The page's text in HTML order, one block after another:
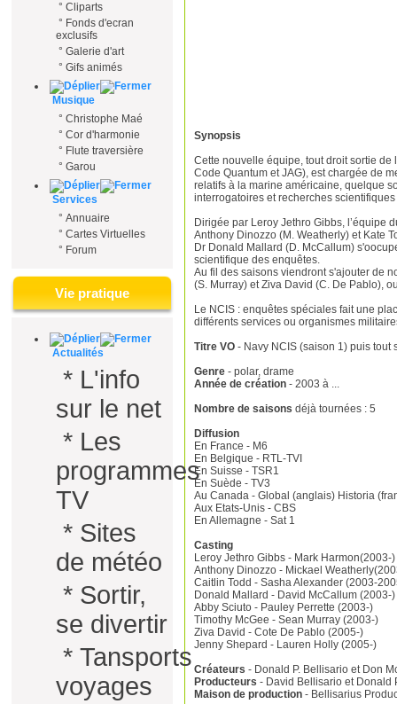
° Cliparts
° Fonds d'ecran
exclusifs
° Galerie d'art
° Gifs animés
Musique
° Christophe Maé
° Cor d'harmonie
° Flute traversière
° Garou
Services
° Annuaire
° Cartes Virtuelles
° Forum
Vie pratique
Actualités
* L'info
sur le net
* Les
programmes
TV
* Sites
de météo
* Sortir,
se divertir
* Tansports
voyages
Synopsis
Cette nouvelle équipe, tout droit sortie de
Code Quantum et JAG), est chargée de
relatifs à la marine américaine, quelque
interrogatoires et recherches
Dirigée par Leroy Jethro Gibbs, l’équipe
Anthony Dinozzo (M. Weatherly) et Kate
Dr Donald Mallard (D. McCallum)
scientifique des enquêtes.
Au fil des saisons viendront s'ajouter de
(S. Murray) et Ziva David (C. De Pablo),
Le NCIS : enquêtes spéciales fait une
différents services ou organismes
Titre VO - Navy NCIS (saison 1) puis tout
Genre - polar, drame
Année de création - 2003 à ...
Nombre de saisons déjà tournées : 5
Diffusion
En France - M6
En Belgique - RTL-TVI
En Suisse - TSR1
En Suède - TV3
Au Canada - Global (anglais) Historia
Aux Etats-Unis - CBS
En Allemagne - Sat 1
Casting
Leroy Jethro Gibbs - Mark Harmon(2003-)
Anthony Dinozzo - Mickael
Caitlin Todd - Sasha Alexander (2003-
Donald Mallard - David McCallum (2003-)
Abby Sciuto - Pauley Perrette (2003-)
Timothy McGee - Sean Murray (2003-)
Ziva David - Cote De Pablo (2005-)
Jenny Shepard - Lauren Holly (2005-)
Créateurs - Donald P. Bellisario et Don
Producteurs - David Bellisario et Donald
Maison de production - Bellisarius